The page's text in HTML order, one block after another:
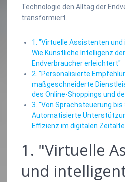
Technologie den Alltag der
transformiert.
1. "Virtuelle Assistenten
Wie Künstliche Intelligenz
Endverbraucher erleichtert"
2. "Personalisierte
maßgeschneiderte
des Online-Shoppings und
3. "Von Sprachsteuerung bis
Automatisierte
Effizienz im digitalen
1. "Virtuelle
und